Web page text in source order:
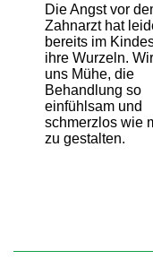
Die Angst vor
Zahnarzt hat
bereits im
ihre Wurzeln.
uns Mühe, die
Behandlung so
einfühlsam und
schmerzlos wie
zu gestalten.